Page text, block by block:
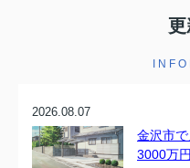
2026.08.07
金沢市
3000万